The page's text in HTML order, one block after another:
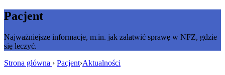
Pacjent
Najważniejsze informacje, m.in. jak załatwić sprawę w NFZ, gdzie
się leczyć.
Strona główna › Pacjent›Aktualności